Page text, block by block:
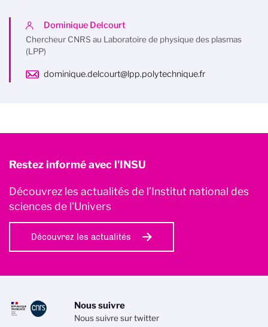
Dominique Delcourt
Chercheur CNRS au Laboratoire de physique des plasmas
(LPP)
dominique.delcourt@lpp.polytechnique.fr
Restez informé avec l'INSU
Découvrez les actualités de l’Institut national des
sciences de l'Univers
Découvrez les actualités
Nous suivre
Nous suivre sur twitter